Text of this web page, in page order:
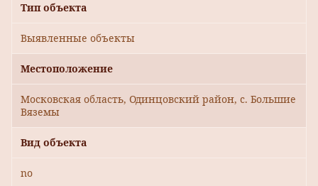
Тип объекта
Выявленные объекты
Местоположение
Московская область, Одинцовский район, с. Большие
Вяземы
Вид объекта
no